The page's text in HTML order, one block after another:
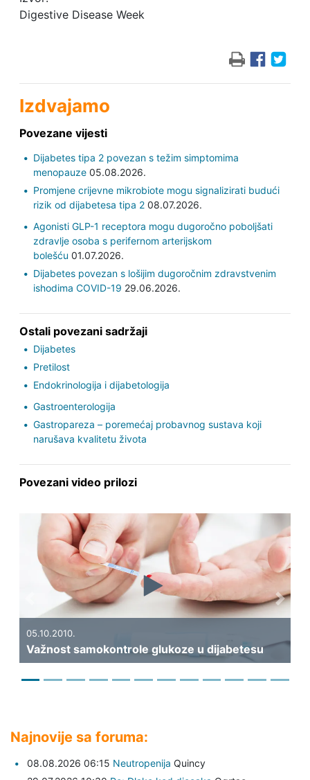
Digestive Disease Week
Izdvajamo
Povezane vijesti
Dijabetes tipa 2 povezan s težim simptomima
menopauze05.08.2026.
Promjene crijevne mikrobiote mogu signalizirati budući
rizik od dijabetesa tipa 208.07.2026.
Agonisti GLP-1 receptora mogu dugoročno poboljšati
zdravlje osoba s perifernom arterijskom
bolešću 01.07.2026.
Dijabetes povezan s lošijim dugoročnim zdravstvenim
ishodima COVID-19 29.06.2026.
Ostali povezani sadržaji
Dijabetes
Pretilost
Endokrinologija i dijabetologija
Gastroenterologija
Gastropareza – poremećaj probavnog sustava koji
narušava kvalitetu života
Povezani video prilozi
samokontrole glukoze u dijabetesu
19.09.2010.
dijabetesa?
Previous Next
Najnovije sa foruma:
08.08.2026 06:15 Neutropenija Quincy